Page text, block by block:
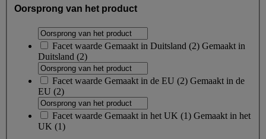
Oorsprong van het product
Facet waarde Gemaakt in Duitsland (2) Gemaakt in
Duitsland (2)
Facet waarde Gemaakt in de EU (2) Gemaakt in de
EU (2)
Facet waarde Gemaakt in het UK (1) Gemaakt in het
UK (1)